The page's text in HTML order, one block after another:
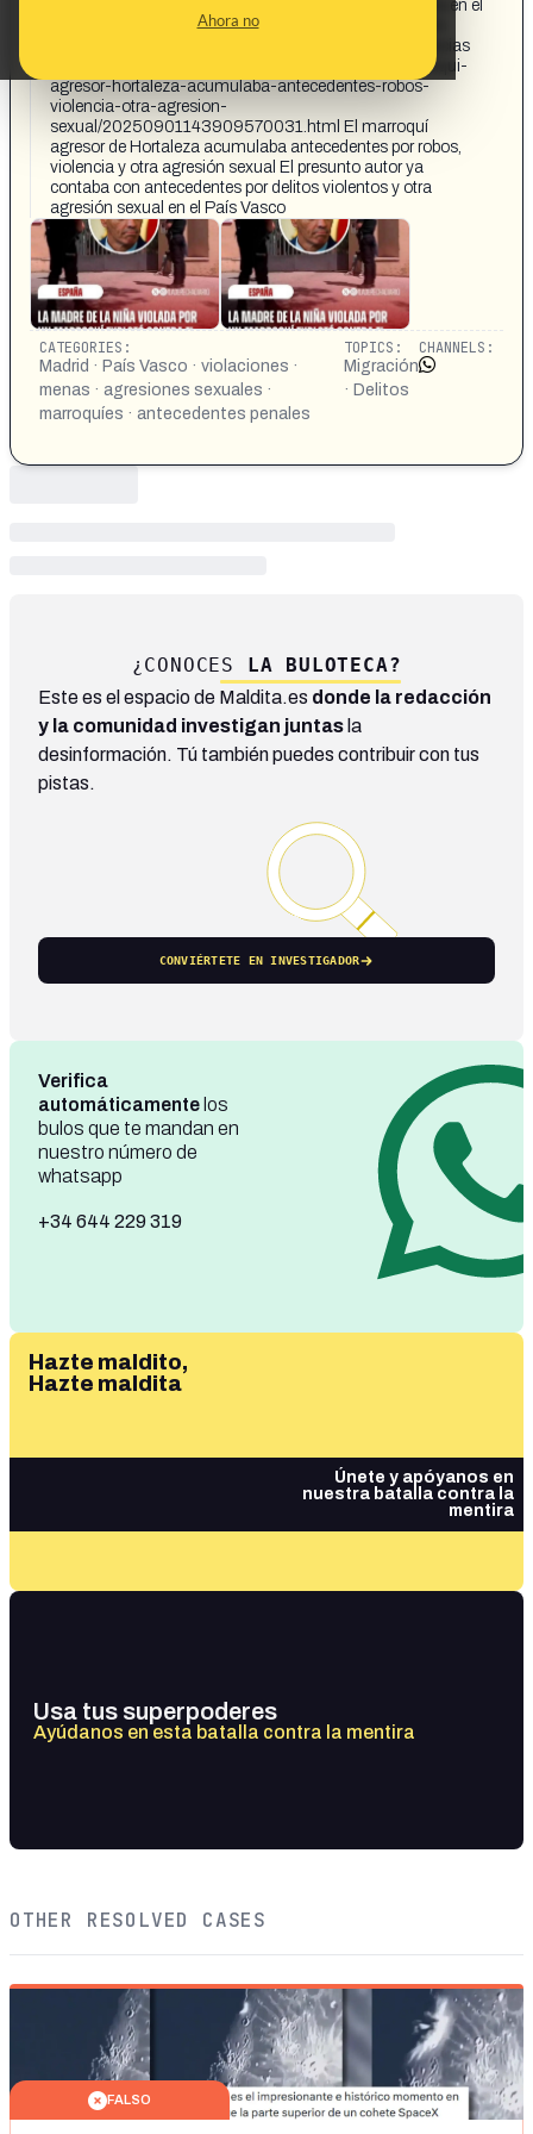
Ahora no
Es cierto que el marroqui presunto violador de una niña en el
barrio de hortaleza tiene antecedentes por otra agresión
sexual en el País Vasco? Además de otros delitos. Gracias
https://www.eldiarioalerta.com/articulo/sucesos/marroqui-
agresor-hortaleza-acumulaba-antecedentes-robos-
violencia-otra-agresion-
sexual/20250901143909570031.html El marroquí
agresor de Hortaleza acumulaba antecedentes por robos,
violencia y otra agresión sexual El presunto autor ya
contaba con antecedentes por delitos violentos y otra
agresión sexual en el País Vasco
CATEGORIES:
Madrid · País Vasco · violaciones ·
menas · agresiones sexuales ·
marroquíes · antecedentes penales
TOPICS:
Migración
· Delitos
CHANNELS:
¿CONOCES LA BULOTECA?
Este es el espacio de Maldita.es donde la redacción
y la comunidad investigan juntas la
desinformación. Tú también puedes contribuir con tus
pistas.
CONVIÉRTETE EN INVESTIGADOR
Verifica
automáticamente los
bulos que te mandan en
nuestro número de
whatsapp
+34 644 229 319
Hazte maldito,
Hazte maldita
Únete y apóyanos en
nuestra batalla contra la
mentira
Usa tus superpoderes
Ayúdanos en esta batalla contra la mentira
OTHER RESOLVED CASES
FALSO